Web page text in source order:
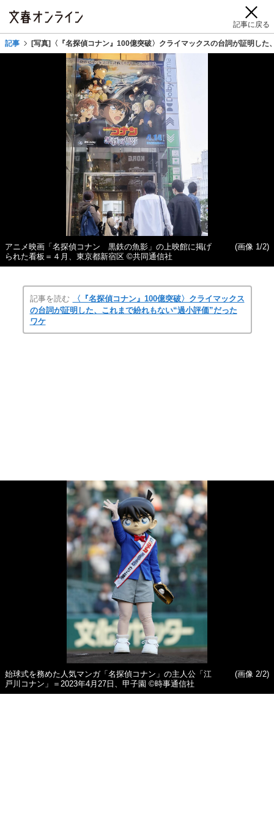
記事に戻る
記事 [写真]〈『名探偵コナン』100億突破〉クライマックスの台詞が証明した
アニメ映画「名探偵コナン 黒鉄の魚影」の上映館に掲げ
られた看板＝４月、東京都新宿区 ©共同通信社
(画像 1/2)
記事を読む
〈『名探偵コナン』100億突破〉クライマックス
の台詞が証明した、これまで紛れもない“過小評価”だった
ワケ
始球式を務めた人気マンガ「名探偵コナン」の主人公「江
戸川コナン」＝2023年4月27日、甲子園 ©時事通信社
(画像 2/2)